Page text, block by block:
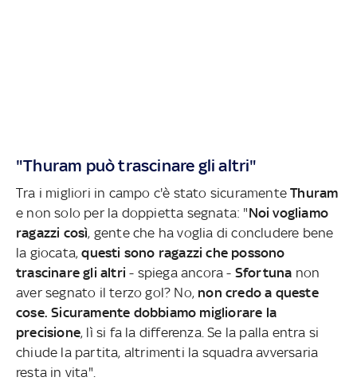
"Thuram può trascinare gli altri"
Tra i migliori in campo c'è stato sicuramenteThuram
e non solo per la doppietta segnata: "Noi vogliamo
ragazzi così, gente che ha voglia di concludere bene
la giocata,questi sono ragazzi che possono
trascinare gli altri - spiega ancora - Sfortuna non
aver segnato il terzo gol? No, non credo a queste
cose. Sicuramente dobbiamo migliorare la
precisione, lì si fa la differenza. Se la palla entra si
chiude la partita, altrimenti la squadra avversaria
resta in vita".